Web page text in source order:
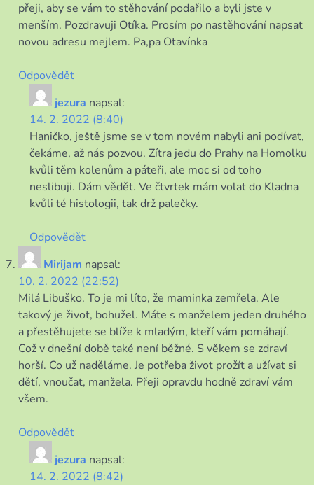
přeji, aby se vám to stěhování podařilo a byli jste v
menším. Pozdravuji Otíka. Prosím po nastěhování napsat
novou adresu mejlem. Pa,pa Otavínka
Odpovědět
jezura napsal:
14. 2. 2022 (8:40)
Haničko, ještě jsme se v tom novém nabyli ani podívat,
čekáme, až nás pozvou. Zítra jedu do Prahy na Homolku
kvůli těm kolenům a páteři, ale moc si od toho
neslibuji. Dám vědět. Ve čtvrtek mám volat do Kladna
kvůli té histologii, tak drž palečky.
Odpovědět
Mirijam napsal:
10. 2. 2022 (22:52)
Milá Libuško. To je mi líto, že maminka zemřela. Ale
takový je život, bohužel. Máte s manželem jeden druhého
a přestěhujete se blíže k mladým, kteří vám pomáhají.
Což v dnešní době také není běžné. S věkem se zdraví
horší. Co už naděláme. Je potřeba život prožít a užívat si
dětí, vnoučat, manžela. Přeji opravdu hodně zdraví vám
všem.
Odpovědět
jezura napsal:
14. 2. 2022 (8:42)